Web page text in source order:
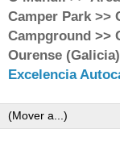
Camper Park >>
Campground >>
Ourense
Excelencia